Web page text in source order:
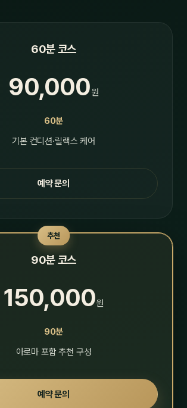
60분 코스
90,000원
60분
기본 컨디션·릴랙스 케어
예약 문의
추천
90분 코스
150,000원
90분
아로마 포함 추천 구성
예약 문의